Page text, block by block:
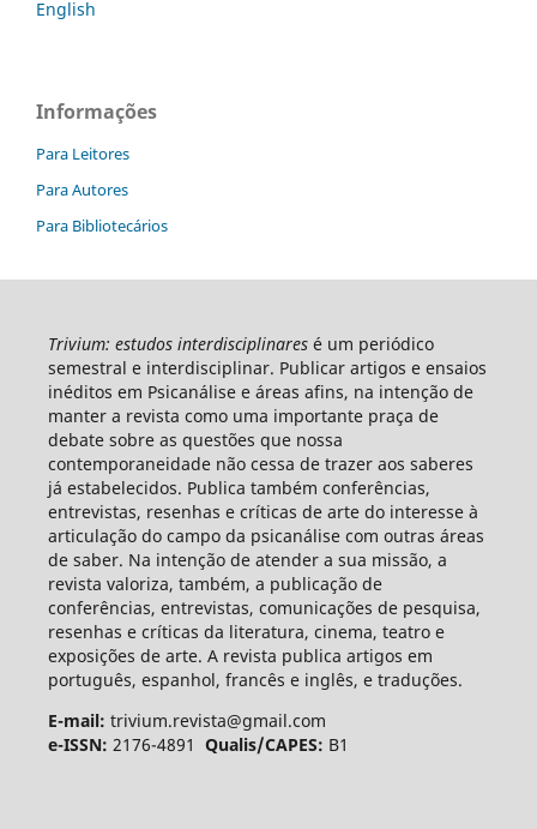
English
Informações
Para Leitores
Para Autores
Para Bibliotecários
Trivium: estudos interdisciplinaresé um periódico
semestral e interdisciplinar. Publicar artigos e ensaios
inéditos em Psicanálise e áreas afins, na intenção de
manter a revista como uma importante praça de
debate sobre as questões que nossa
contemporaneidade não cessa de trazer aos saberes
já estabelecidos. Publica também conferências,
entrevistas, resenhas e críticas de arte do interesse à
articulação do campo da psicanálise com outras áreas
de saber. Na intenção de atender a sua missão, a
revista valoriza, também, a publicação de
conferências, entrevistas, comunicações de pesquisa,
resenhas e críticas da literatura, cinema, teatro e
exposições de arte. A revista publica artigos em
português, espanhol, francês e inglês, e traduções.
E-mail: trivium.revista@gmail.com
e-ISSN: 2176-4891 Qualis/CAPES: B1